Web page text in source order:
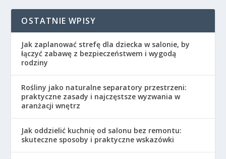
OSTATNIE WPISY
Jak zaplanować strefę dla dziecka w salonie, by
łączyć zabawę z bezpieczeństwem i wygodą
rodziny
Rośliny jako naturalne separatory przestrzeni:
praktyczne zasady i najczęstsze wyzwania w
aranżacji wnętrz
Jak oddzielić kuchnię od salonu bez remontu:
skuteczne sposoby i praktyczne wskazówki